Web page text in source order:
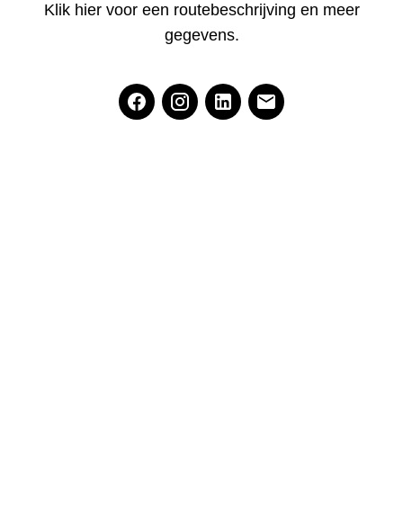
Klik hier voor een routebeschrijving en meer
gegevens.